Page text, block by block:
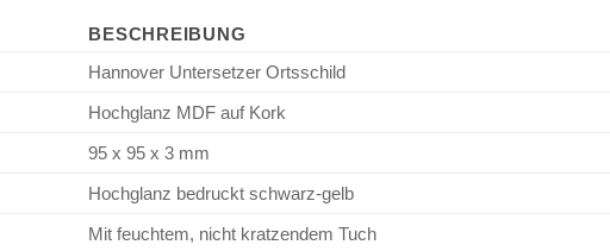
BESCHREIBUNG
Hannover Untersetzer Ortsschild
Hochglanz MDF auf Kork
95 x 95 x 3 mm
Hochglanz bedruckt schwarz-gelb
Mit feuchtem, nicht kratzendem Tuch